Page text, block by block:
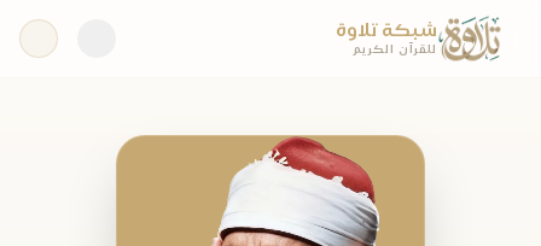
شبكة تلاوة
للقرآن الكريم